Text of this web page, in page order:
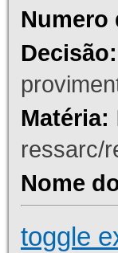
Numero
Decisão:
Matéria:
ressarc/
Nome
toggle